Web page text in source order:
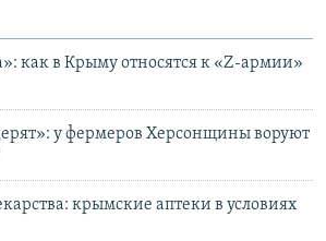
как в Крыму относятся к «Z-армии»
у фермеров Херсонщины воруют
крымские аптеки в условиях